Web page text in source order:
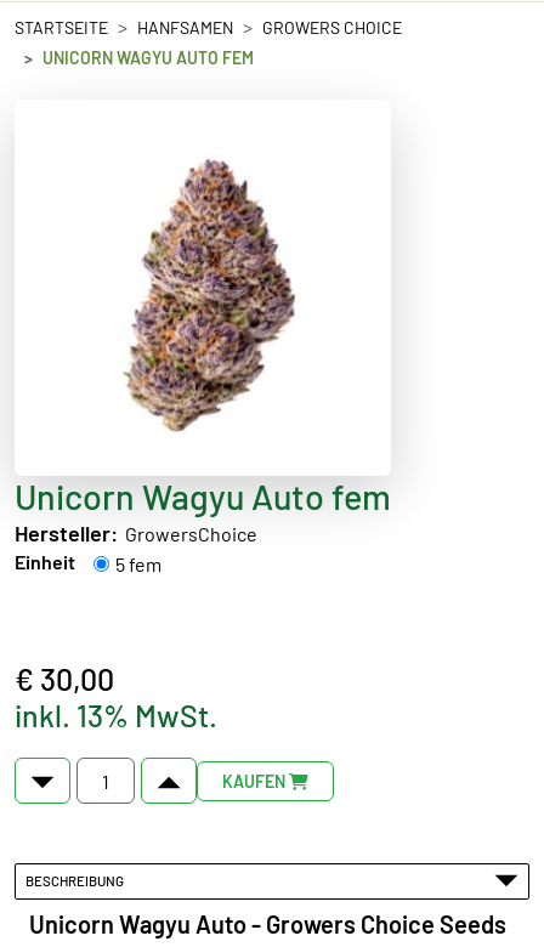
STARTSEITE HANFSAMEN
GROWERS CHOICE
UNICORN WAGYU AUTO FEM
Unicorn Wagyu Auto fem
Hersteller: GrowersChoice
Einheit
5 fem
€ 30,00
inkl. 13% MwSt.
KAUFEN
BESCHREIBUNG
Unicorn Wagyu Auto - Growers Choice Seeds